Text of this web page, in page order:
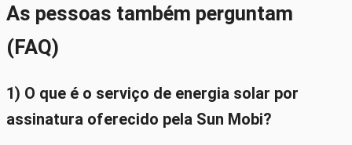
As pessoas também perguntam
(FAQ)
1) O que é o serviço de energia solar por
assinatura oferecido pela Sun Mobi?